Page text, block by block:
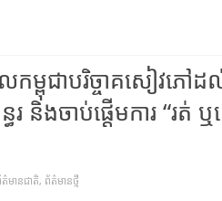
ម្ពុជាបរិច្ចាគសៀវភៅ
និងចាប់ផ្តើមការ “រត់
ត៌មានជាតិ, ព័ត៌មានថ្មី